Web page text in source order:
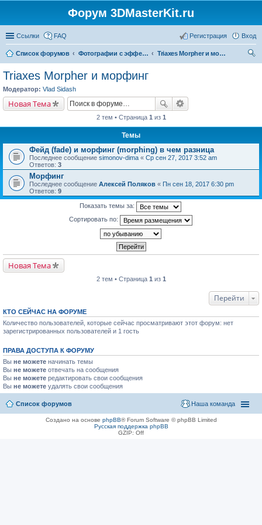
Форум 3DMasterKit.ru
Ссылки FAQ Вход
Регистрация
Список форумов Фотографии с эффектом стерео, варио, 3D, анимации, морфинга
Triaxes Morpher и морфинг
Triaxes Morpher и морфинг
Модератор: Vlad Sidash
Новая Тема
2 тем • Страница 1 из 1
Темы
Фейд (fade) и морфинг (morphing) в чем разница
Последнее сообщение simonov-dima « Ср сен 27, 2017 3:52 am
Ответов: 3
Морфинг
Последнее сообщение Алексей Поляков « Пн сен 18, 2017 6:30 pm
Ответов: 9
Показать темы за:
Сортировать по:
Новая Тема
2 тем • Страница 1 из 1
Перейти
КТО СЕЙЧАС НА ФОРУМЕ
Количество пользователей, которые сейчас просматривают этот форум: нет
зарегистрированных пользователей и 1 гость
ПРАВА ДОСТУПА К ФОРУМУ
Вы не можете начинать темы
Вы не можете отвечать на сообщения
Вы не можете редактировать свои сообщения
Вы не можете удалять свои сообщения
Список форумов Наша команда
Создано на основе phpBB® Forum Software © phpBB Limited
Русская поддержка phpBB
GZIP: Off